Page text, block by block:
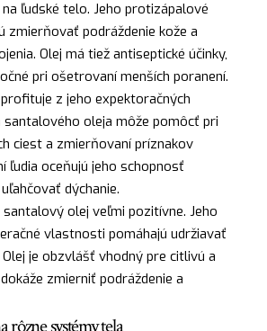
ľudské telo. Jeho protizápalové
zmierňovať podráždenie kože a
Olej má tiež antiseptické účinky,
pri ošetrovaní menších poranení.
z jeho expektoračných
oleja môže pomôcť pri
ciest a zmierňovaní príznakov
ľudia oceňujú jeho schopnosť
dýchanie.
olej veľmi pozitívne. Jeho
vlastnosti pomáhajú udržiavať
je obzvlášť vhodný pre citlivú a
zmierniť podráždenie a